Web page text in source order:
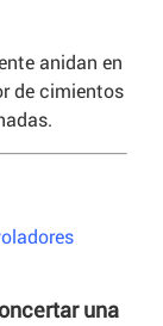
anidan en
de cimientos
una